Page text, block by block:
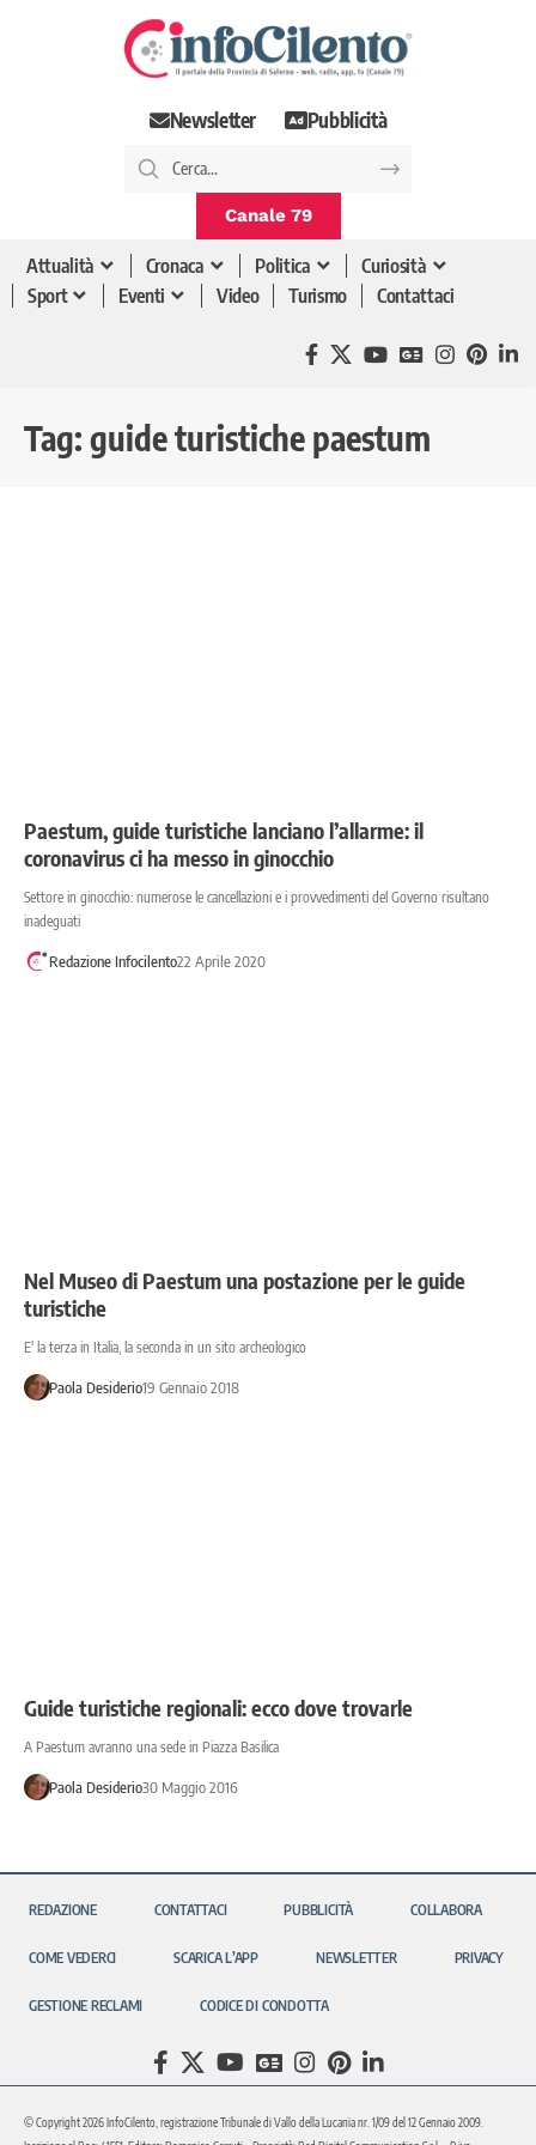
Newsletter Pubblicità
Canale 79
Attualità Cronaca Politica
Curiosità
Sport
Eventi Video Turismo Contattaci
Tag: guide turistiche paestum
Paestum, guide turistiche lanciano l’allarme: il
coronavirus ci ha messo in ginocchio
Settore in ginocchio: numerose le cancellazioni e i provvedimenti del Governo risultano
inadeguati
Redazione Infocilento22 Aprile 2020
Nel Museo di Paestum una postazione per le guide
turistiche
E' la terza in Italia, la seconda in un sito archeologico
Paola Desiderio19 Gennaio 2018
Guide turistiche regionali: ecco dove trovarle
A Paestum avranno una sede in Piazza Basilica
Paola Desiderio30 Maggio 2016
REDAZIONE CONTATTACI PUBBLICITÀ COLLABORA
COME VEDERCI SCARICA L’APP NEWSLETTER PRIVACY
GESTIONE RECLAMI CODICE DI CONDOTTA
© Copyright 2026 InfoCilento, registrazione Tribunale di Vallo della Lucania nr. 1/09 del 12 Gennaio 2009.